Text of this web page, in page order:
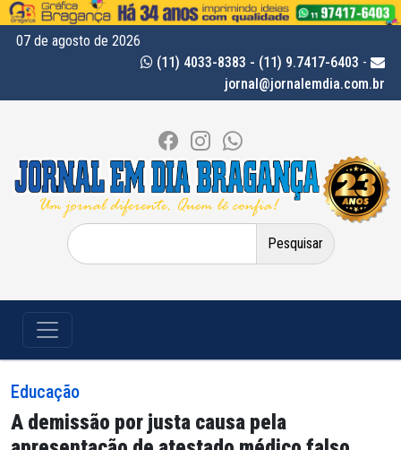
07 de agosto de 2026
(11) 4033-8383 - (11) 9.7417-6403 -
jornal@jornalemdia.com.br
Pesquisar
por:
Educação
A demissão por justa causa pela